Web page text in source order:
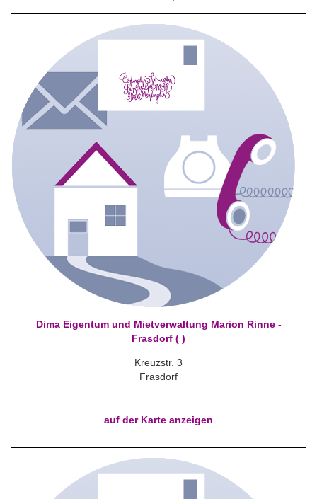
Dima Eigentum und Mietverwaltung Marion Rinne -
Frasdorf ( )
Kreuzstr. 3
Frasdorf
auf der Karte anzeigen